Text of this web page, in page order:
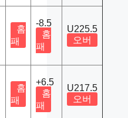
홈
패
-8.5
홈
패
U225.5
오버
홈
패
+6.5
홈
패
U217.5
오버